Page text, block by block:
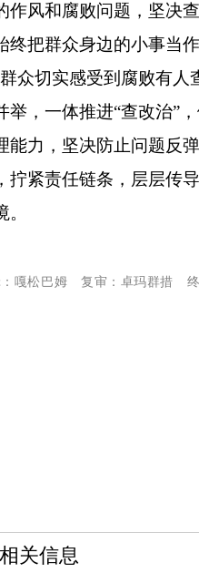
作风和腐败问题，坚决
终把群众身边的小事当
众切实感受到腐败有人
举，一体推进“查改治”
能力，坚决防止问题反弹
拧紧责任链条，层层传
嘎松巴姆 复审：卓玛群措
相关信息